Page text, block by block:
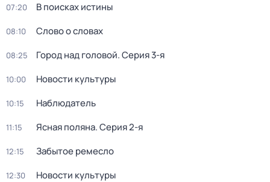
07:20 В поисках истины
08:10 Слово о словах
08:25 Город над головой. Серия 3-я
10:00 Новости культуры
10:15 Наблюдатель
11:15 Ясная поляна. Серия 2-я
12:15 Забытое ремесло
12:30 Новости культуры